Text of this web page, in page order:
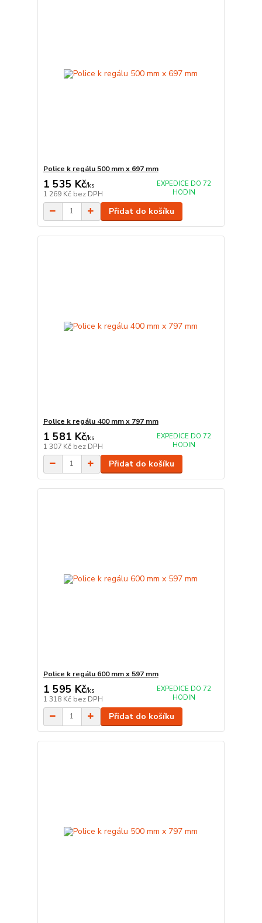
Police k regálu 500 mm x 697 mm
1 535 Kč/ks
1 269 Kč bez DPH
EXPEDICE DO 72
HODIN
Přidat do košíku
Police k regálu 400 mm x 797 mm
1 581 Kč/ks
1 307 Kč bez DPH
EXPEDICE DO 72
HODIN
Přidat do košíku
Police k regálu 600 mm x 597 mm
1 595 Kč/ks
1 318 Kč bez DPH
EXPEDICE DO 72
HODIN
Přidat do košíku